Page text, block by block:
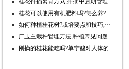
桂花扦插繁育方式,扦插中后期管理···
桂花可以使用有机肥料吗?怎么养?···
如何种植桂花树?栽培要点和技巧,···
广玉兰栽种管理方法,种植常见问题···
刚摘的桂花能吃吗?单宁酸对人体的···